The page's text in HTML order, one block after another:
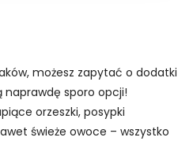
możesz zapytać o dodatki
naprawdę sporo opcji!
orzeszki, posypki
świeże owoce – wszystko